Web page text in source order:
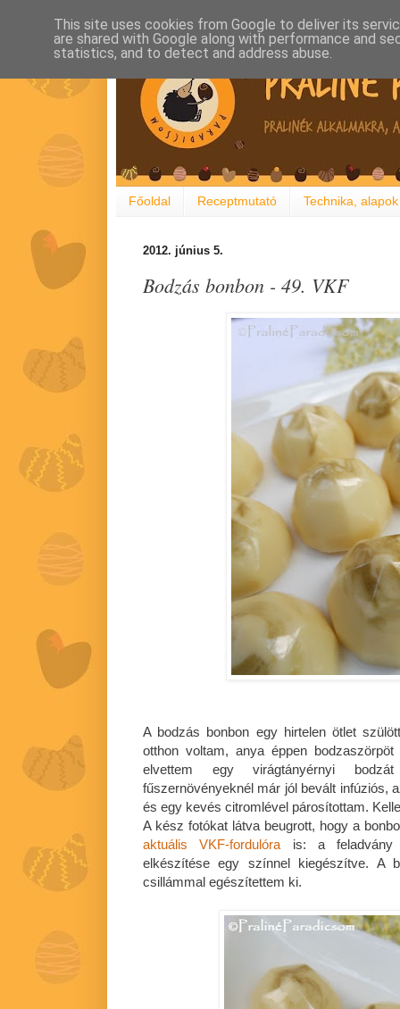
Főoldal Receptmutató Technika, alapok
2012. június 5.
Bodzás bonbon - 49. VKF
A bodzás bonbon egy hirtelen ötlet
otthon voltam, anya éppen
elvettem egy virágtányérnyi
fűszernövényeknél már jól bevált infúziós,
és egy kevés citromlével párosítottam.
A kész fotókat látva beugrott, hogy a
aktuális VKF-fordulóra is: a feladvány
elkészítése egy színnel kiegészítve. A
csillámmal egészítettem ki.
This site uses cookies from Google to deliver its
are shared with Google along with performance and
statistics, and to detect and address abuse.